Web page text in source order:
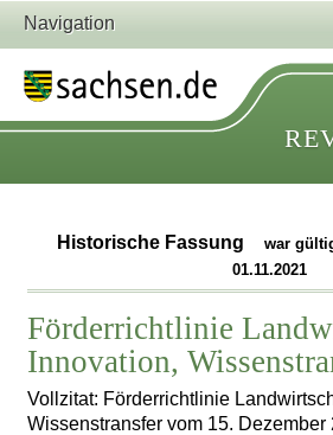
Navigation
Historische Fassung
war
01.11.2021
Förderrichtlinie
Innovation,
Vollzitat: Förderrichtlinie
Wissenstransfer vom 15. Dezember